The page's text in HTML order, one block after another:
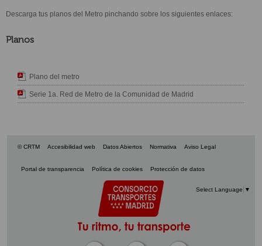
Descarga tus planos del Metro pinchando sobre los siguientes enlaces:
Planos
Plano del metro
Serie 1a. Red de Metro de la Comunidad de Madrid
© CRTM Accesibilidad web Datos Abiertos Normativa Aviso Legal
Portal de transparencia Política de cookies Protección de datos
Select Language ▼